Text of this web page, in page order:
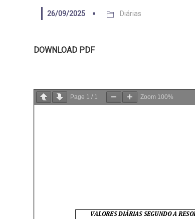
26/09/2025 Diárias
DOWNLOAD PDF
Page 1 / 1 Zoom 100%